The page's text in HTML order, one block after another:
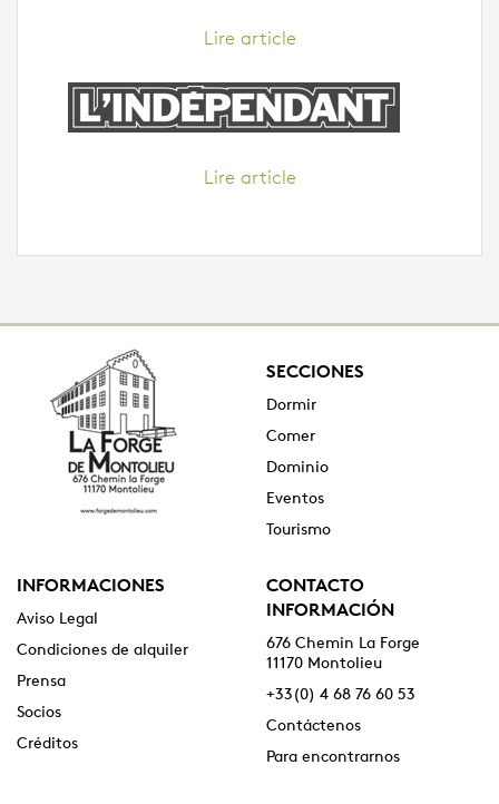
Lire article
Lire article
SECCIONES
Dormir
Comer
Dominio
Eventos
Tourismo
INFORMACIONES
Aviso Legal
Condiciones de alquiler
Prensa
Socios
Créditos
CONTACTO
INFORMACIÓN
676 Chemin La Forge
11170 Montolieu
+33(0) 4 68 76 60 53
Contáctenos
Para encontrarnos